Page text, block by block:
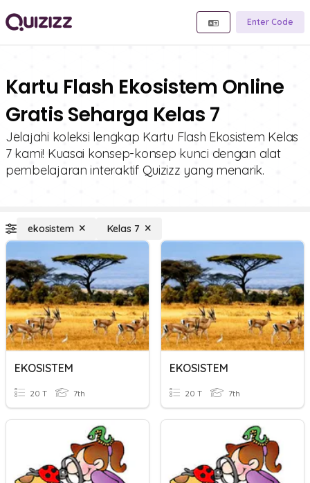
Enter Code
Kartu Flash Ekosistem Online
Gratis Seharga Kelas 7
Jelajahi koleksi lengkap Kartu Flash Ekosistem Kelas
7 kami! Kuasai konsep-konsep kunci dengan alat
pembelajaran interaktif Quizizz yang menarik.
ekosistem Kelas 7
EKOSISTEM
20 T 7th
EKOSISTEM
20 T 7th